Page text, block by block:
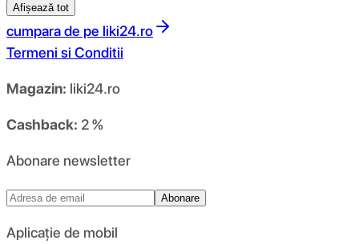
Afișează tot
cumpara de pe liki24.ro
Termeni si Conditii
Magazin: liki24.ro
Cashback: 2 %
Abonare newsletter
Abonare
Aplicație de mobil